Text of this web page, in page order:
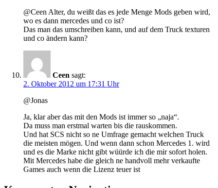
@Ceen Alter, du weißt das es jede Menge Mods geben wird,
wo es dann mercedes und co ist?
Das man das umschreiben kann, und auf dem Truck texturen
und co ändern kann?
Ceen sagt:
2. Oktober 2012 um 17:31 Uhr
@Jonas
Ja, klar aber das mit den Mods ist immer so „naja“.
Da muss man erstmal warten bis die rauskommen.
Und hat SCS nicht so ne Umfrage gemacht welchen Truck
die meisten mögen. Und wenn dann schon Mercedes 1. wird
und es die Marke nicht gibt wüürde ich die mir sofort holen.
Mit Mercedes habe die gleich ne handvoll mehr verkaufte
Games auch wenn die Lizenz teuer ist